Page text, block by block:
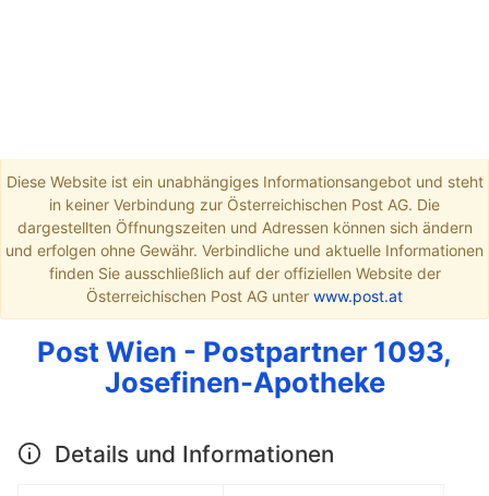
Diese Website ist ein unabhängiges Informationsangebot und steht
in keiner Verbindung zur Österreichischen Post AG. Die
dargestellten Öffnungszeiten und Adressen können sich ändern
und erfolgen ohne Gewähr. Verbindliche und aktuelle Informationen
finden Sie ausschließlich auf der offiziellen Website der
Österreichischen Post AG unter www.post.at
Post Wien - Postpartner 1093,
Josefinen-Apotheke
Details und Informationen